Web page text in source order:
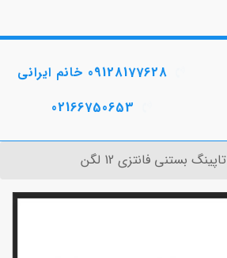
09128177628 خانم ایرانی
02166750653
تاپینگ بستنی فانتزی 12 لگن